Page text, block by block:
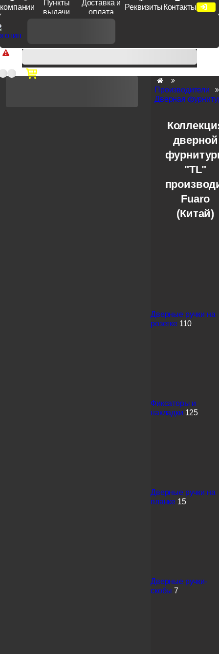
компании
Пункты
выдачи
Доставка и
оплата
Реквизиты Контакты
Доп. скидка от цен на сайте 7% при заказе от 50 тыс. руб
продукции Venezia, Fratelli, Tupai, Extreza, Melodia, Forme при
оплате по счету.
Производители
Дверная
дверной
"TL"
Fuaro
(Китай)
Дверные ручки на
розетке 110
Фиксаторы и
накладки 125
Дверные ручки на
планке 15
Дверные ручки-
скобы 7